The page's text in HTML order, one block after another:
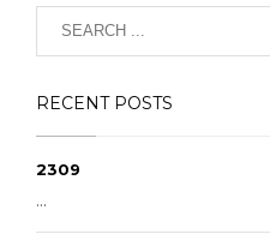
RECENT POSTS
2309
...